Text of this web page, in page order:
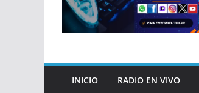
INICIO RADIO EN VIVO